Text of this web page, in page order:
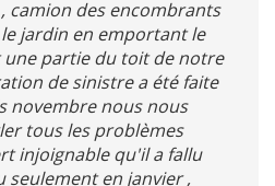
camion des encombrants
jardin en emportant le
partie du toit de notre
de sinistre a été faite
novembre nous nous
tous les problèmes
injoignable qu'il a fallu
seulement en janvier ,